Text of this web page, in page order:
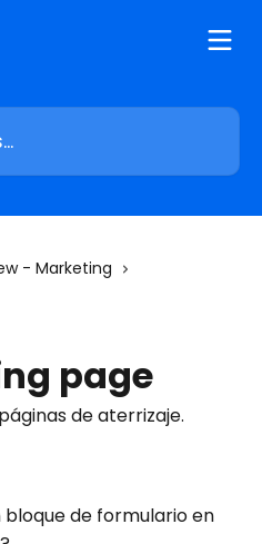
- Marketing
page
de aterrizaje.
bloque de formulario en